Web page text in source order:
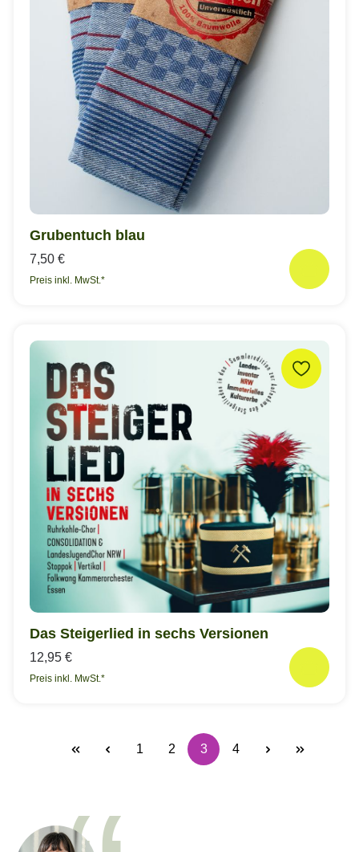
Grubentuch blau
7,50 €
Preis inkl. MwSt.*
Das Steigerlied in sechs Versionen
12,95 €
Preis inkl. MwSt.*
Seite
1
Seite
2
Seite
3
Seite
4